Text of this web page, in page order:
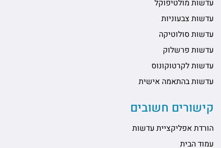
עדשות מולטיפוקל
עדשות צבעוניות
עדשות סולוטיקה
עדשות פרשלוק
עדשות לקרטוקונוס
עדשות בהתאמה אישית
קישורים חשובים
הורדת אפליקציית עדשות
עמוד הבית